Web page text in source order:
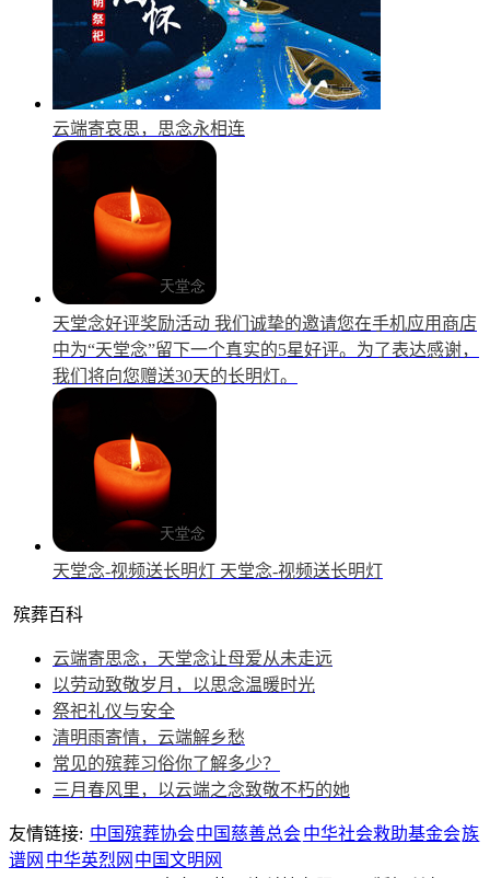
云端寄哀思，思念永相连
天堂念好评奖励活动 我们诚挚的邀请您在手机应用商店
中为“天堂念”留下一个真实的5星好评。为了表达感谢，
我们将向您赠送30天的长明灯。
天堂念-视频送长明灯 天堂念-视频送长明灯
殡葬百科
云端寄思念，天堂念让母爱从未走远
以劳动致敬岁月，以思念温暖时光
祭祀礼仪与安全
清明雨寄情，云端解乡愁
常见的殡葬习俗你了解多少？
三月春风里，以云端之念致敬不朽的她
友情链接: 中国殡葬协会中国慈善总会中华社会救助基金会族
谱网 中华英烈网 中国文明网